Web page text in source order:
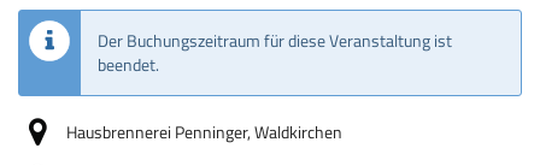
Der Buchungszeitraum für diese Veranstaltung ist
beendet.
Hausbrennerei Penninger, Waldkirchen